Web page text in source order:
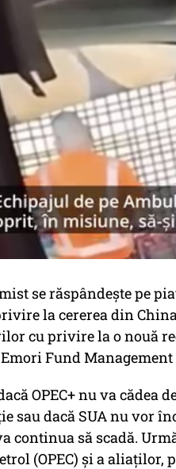
se răspândeşte pe
la cererea din
cu privire la o nouă
Fund Management
OPEC+ nu va cădea
sau dacă SUA nu vor
continua să scadă.
(OPEC) şi a